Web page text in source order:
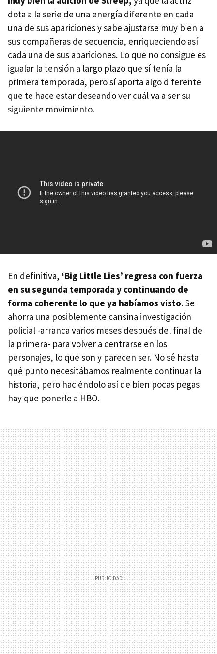
dota a la serie de una energía diferente en cada
una de sus apariciones y sabe ajustarse muy bien a
sus compañeras de secuencia, enriqueciendo así
cada una de sus apariciones. Lo que no consigue es
igualar la tensión a largo plazo que sí tenía la
primera temporada, pero sí aporta algo diferente
que te hace estar deseando ver cuál va a ser su
siguiente movimiento.
En definitiva, ‘Big Little Lies’ regresa con fuerza
en su segunda temporada y continuando de
forma coherente lo que ya habíamos visto. Se
ahorra una posiblemente cansina investigación
policial -arranca varios meses después del final de
la primera- para volver a centrarse en los
personajes, lo que son y parecen ser. No sé hasta
qué punto necesitábamos realmente continuar la
historia, pero haciéndolo así de bien pocas pegas
hay que ponerle a HBO.